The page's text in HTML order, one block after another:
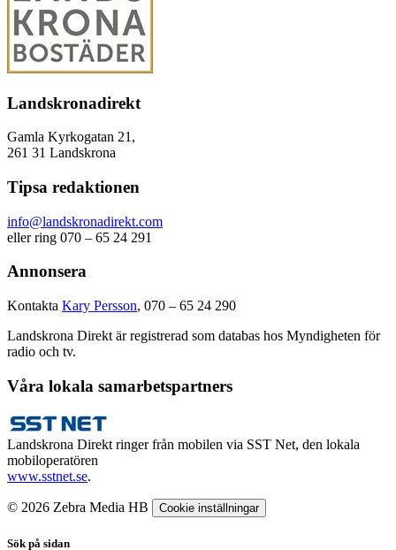
Landskronadirekt
Gamla Kyrkogatan 21,
261 31 Landskrona
Tipsa redaktionen
info@landskronadirekt.com
eller ring 070 – 65 24 291
Annonsera
Kontakta Kary Persson, 070 – 65 24 290
Landskrona Direkt är registrerad som databas hos Myndigheten för
radio och tv.
Våra lokala samarbetspartners
Landskrona Direkt ringer från mobilen via SST Net, den lokala
mobiloperatören
www.sstnet.se.
© 2026 Zebra Media HB Cookie inställningar
Sök på sidan